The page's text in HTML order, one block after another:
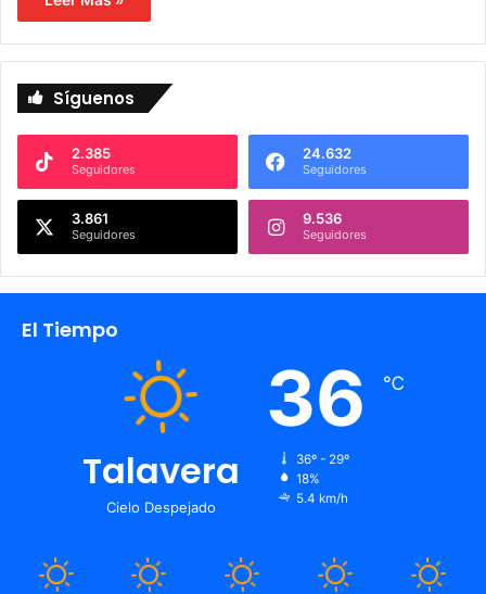
Síguenos
2.385
Seguidores
24.632
Seguidores
3.861
Seguidores
9.536
Seguidores
El Tiempo
Talavera
Cielo Despejado
36 ℃
36º - 29º
18%
5.4 km/h